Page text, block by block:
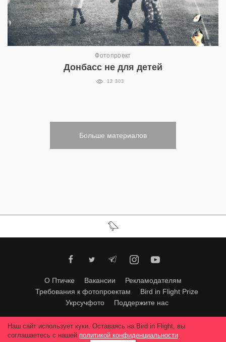
Фотопроект
Донбасс не для детей
12 303
Больше материалов
О Птичке Вакансии
Рекламодателям
Требования к фотопроектам
Bird in Flight Prize
Укрсучфото
Поддержите нас
Любое использование материалов допускается только с согласия
редакции.© 2026, Bird In Flight.
Наш сайт использует куки. Оставаясь на Bird in Flight, вы
соглашаетесь с нашей политикой конфиденциальности.